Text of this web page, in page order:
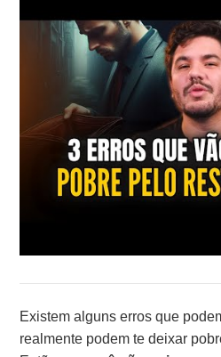
Existem alguns erros que
realmente podem te deixar